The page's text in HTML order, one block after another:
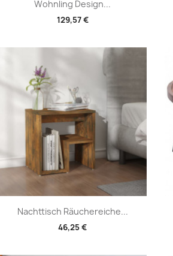
Wohnling Design...
129,57 €
Vorschau
Nachttisch Räuchereiche...
46,25 €
Vorschau